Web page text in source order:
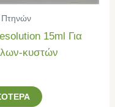
Πτηνών
15ml Για
κυστών